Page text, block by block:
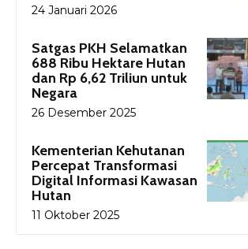
24 Januari 2026
Satgas PKH Selamatkan
688 Ribu Hektare Hutan
dan Rp 6,62 Triliun untuk
Negara
26 Desember 2025
Kementerian Kehutanan
Percepat Transformasi
Digital Informasi Kawasan
Hutan
11 Oktober 2025